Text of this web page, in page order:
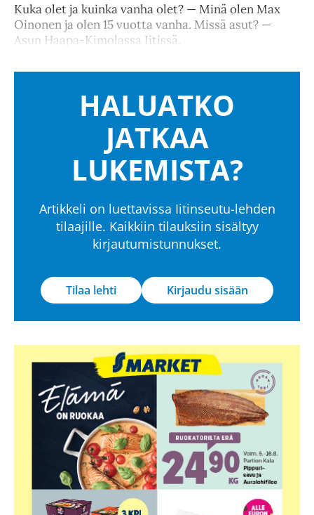
Kuka olet ja kuinka vanha olet? — Minä olen Max
Oinonen ja olen 15 vuotta vanha. Missä asut? —
Asun Haapa-Kimolassa Iitissä.
HALUATKO
JATKAA
LUKEMISTA?
Artikkeli on luettavissa Iitinseutu-lehden
tilaajille. Kaikkiin tilauksiin sisältyy
kirjautumistunnukset.
Tilaa lehti Kirjaudu sisään